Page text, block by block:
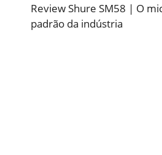
Review Shure SM58 | O
padrão da indústria